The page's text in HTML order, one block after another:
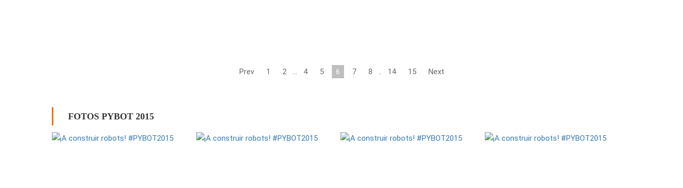
Prev 1 2 … 4 5 6 7 8 .. 14 15 Next
FOTOS PYBOT 2015